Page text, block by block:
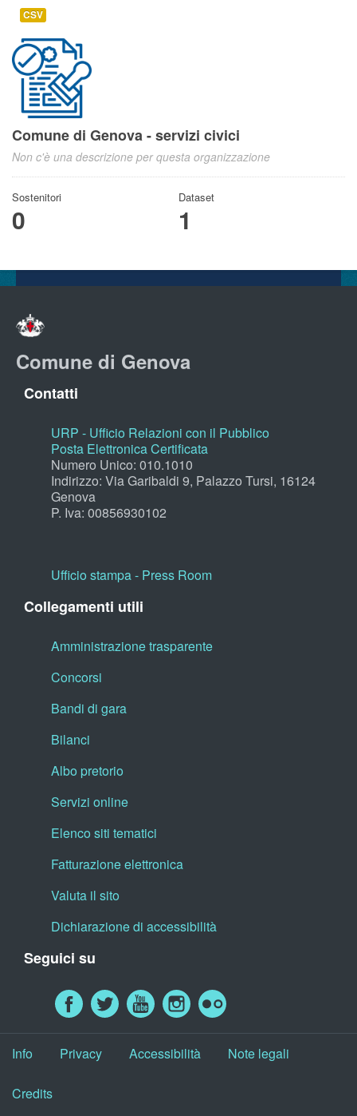
CSV
Comune di Genova - servizi civici
Non c'è una descrizione per questa organizzazione
Sostenitori
0
Dataset
1
Comune di Genova
Contatti
URP - Ufficio Relazioni con il Pubblico
Posta Elettronica Certificata
Numero Unico: 010.1010
Indirizzo: Via Garibaldi 9, Palazzo Tursi, 16124
Genova
P. Iva: 00856930102
Ufficio stampa - Press Room
Collegamenti utili
Amministrazione trasparente
Concorsi
Bandi di gara
Bilanci
Albo pretorio
Servizi online
Elenco siti tematici
Fatturazione elettronica
Valuta il sito
Dichiarazione di accessibilità
Seguici su
Info Privacy Accessibilità Note legali
Credits